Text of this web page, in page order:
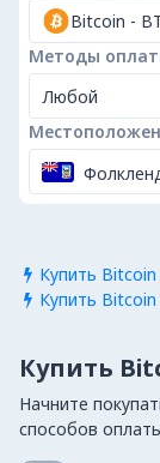
Bitcoin -
Методы
Любой
 Купить
 Купить Bitcoin
Купить
Начните
способов